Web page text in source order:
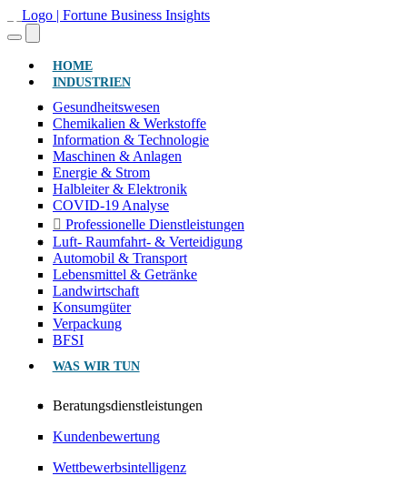
HOME(AKTUELL)
INDUSTRIEN
Gesundheitswesen
Chemikalien & Werkstoffe
Information & Technologie
Maschinen & Anlagen
Energie & Strom
Halbleiter & Elektronik
COVID-19 Analyse
Professionelle Dienstleistungen
Luft- Raumfahrt- & Verteidigung
Automobil & Transport
Lebensmittel & Getränke
Landwirtschaft
Konsumgüter
Verpackung
BFSI
WAS WIR TUN
Beratungsdienstleistungen
Kundenbewertung
Wettbewerbsintelligenz